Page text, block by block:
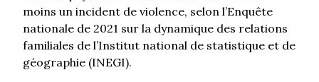
moins un incident de violence, selon l’Enquête
nationale de 2021 sur la dynamique des relations
familiales de l’Institut national de statistique et de
géographie (INEGI).